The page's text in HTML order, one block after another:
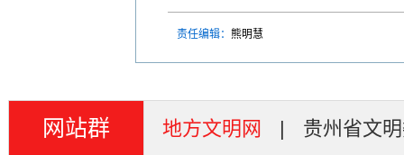
责任编辑： 熊明慧
网站群 地方文明网 | 贵州省文